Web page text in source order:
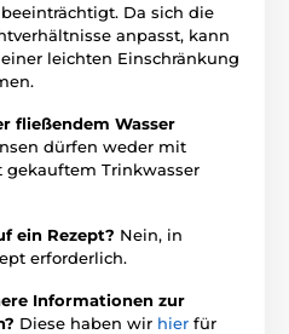
Da sich die
anpasst, kann
leichten Einschränkung
fließendem Wasser
dürfen weder mit
gekauftem Trinkwasser
ein Rezept? Nein, in
erforderlich.
Informationen zur
Diese haben wir hier für